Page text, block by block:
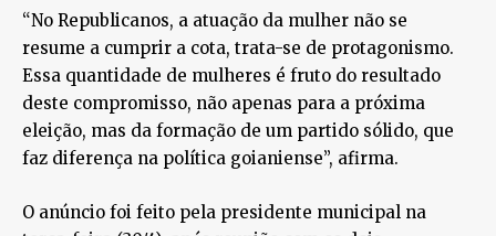
“No Republicanos, a atuação da mulher não se
resume a cumprir a cota, trata-se de protagonismo.
Essa quantidade de mulheres é fruto do resultado
deste compromisso, não apenas para a próxima
eleição, mas da formação de um partido sólido, que
faz diferença na política goianiense”, afirma.
O anúncio foi feito pela presidente municipal na